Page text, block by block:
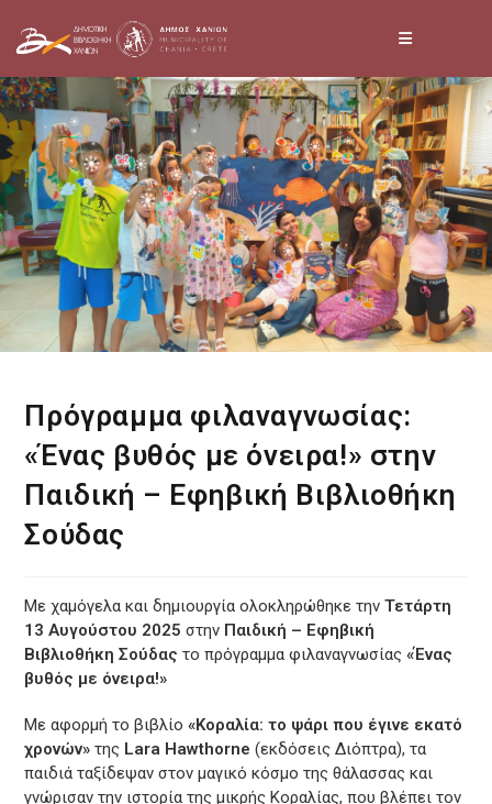
to
content
Πρόγραμμα φιλαναγνωσίας:
«Ένας βυθός με όνειρα!» στην
Παιδική – Εφηβική Βιβλιοθήκη
Σούδας
Με χαμόγελα και δημιουργία ολοκληρώθηκε τηνΤετάρτη
13 Αυγούστου 2025 στην Παιδική – Εφηβική
Βιβλιοθήκη Σούδαςτο πρόγραμμα φιλαναγνωσίας«Ένας
βυθός με όνειρα!»
Με αφορμή το βιβλίο«Κοραλία: το ψάρι που έγινε εκατό
χρονών» της Lara Hawthorne (εκδόσεις Διόπτρα), τα
παιδιά ταξίδεψαν στον μαγικό κόσμο της θάλασσας και
γνώρισαν την ιστορία της μικρής Κοραλίας, που βλέπει τον